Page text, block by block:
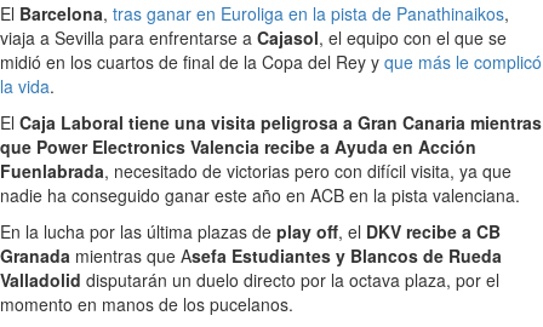
El Barcelona, tras ganar en Euroliga en la pista de Panathinaikos,
viaja a Sevilla para enfrentarse a Cajasol, el equipo con el que se
midió en los cuartos de final de la Copa del Rey y que más le complicó
la vida.
El Caja Laboral tiene una visita peligrosa a Gran Canaria mientras
que Power Electronics Valencia recibe a Ayuda en Acción
Fuenlabrada, necesitado de victorias pero con difícil visita, ya que
nadie ha conseguido ganar este año en ACB en la pista valenciana.
En la lucha por las última plazas de play off, el DKV recibe a CB
Granada mientras que Asefa Estudiantes y Blancos de Rueda
Valladolid disputarán un duelo directo por la octava plaza, por el
momento en manos de los pucelanos.